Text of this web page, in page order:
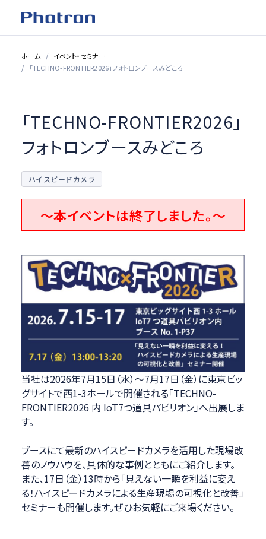
ホーム
イベント・セミナー
「TECHNO-FRONTIER2026」フォトロンブースみどころ
「TECHNO-FRONTIER2026」
フォトロンブースみどころ
ハイスピードカメラ
～本イベントは終了しました。～
当社は2026年7月15日（水）～7月17日（金）に東京ビッ
グサイトで西1-3ホールで開催される「TECHNO-
FRONTIER2026 内 IoT7つ道具パビリオン」へ出展しま
す。
ブースにて最新のハイスピードカメラを活用した現場改
善のノウハウを、具体的な事例とともにご紹介します。
また、17日（金）13時から「見えない一瞬を利益に変え
る！ハイスピードカメラによる生産現場の可視化と改善」
セミナーも開催します。ぜひお気軽にご来場ください。